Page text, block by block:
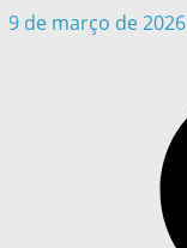
9 de março de 2026